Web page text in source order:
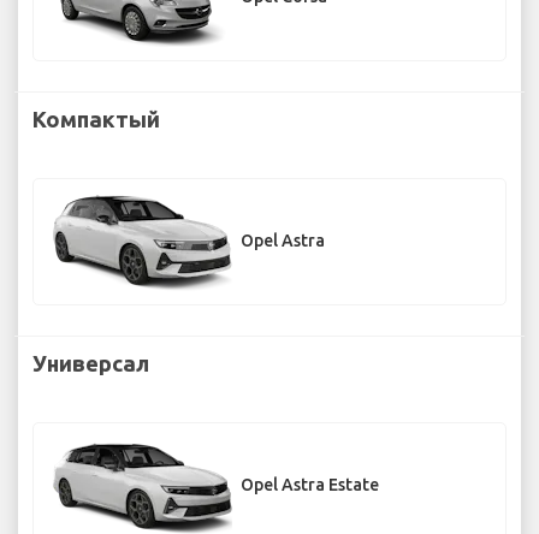
Компактый
Opel Astra
Универсал
Opel Astra Estate